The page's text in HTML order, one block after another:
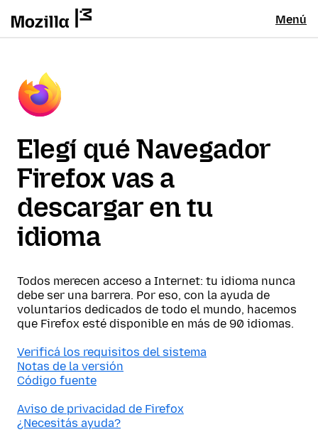
Menú
Elegí qué Navegador
Firefox vas a
descargar en tu
idioma
Todos merecen acceso a Internet: tu idioma nunca
debe ser una barrera. Por eso, con la ayuda de
voluntarios dedicados de todo el mundo, hacemos
que Firefox esté disponible en más de 90 idiomas.
Verificá los requisitos del sistema
Notas de la versión
Código fuente
Aviso de privacidad de Firefox
¿Necesitás ayuda?